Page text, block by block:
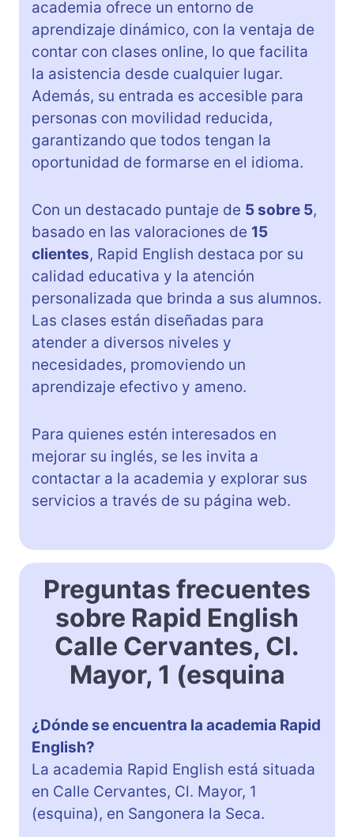
academia ofrece un entorno de
aprendizaje dinámico, con la ventaja de
contar con clases online, lo que facilita
la asistencia desde cualquier lugar.
Además, su entrada es accesible para
personas con movilidad reducida,
garantizando que todos tengan la
oportunidad de formarse en el idioma.
Con un destacado puntaje de 5 sobre 5,
basado en las valoraciones de 15
clientes, Rapid English destaca por su
calidad educativa y la atención
personalizada que brinda a sus alumnos.
Las clases están diseñadas para
atender a diversos niveles y
necesidades, promoviendo un
aprendizaje efectivo y ameno.
Para quienes estén interesados en
mejorar su inglés, se les invita a
contactar a la academia y explorar sus
servicios a través de su página web.
Preguntas frecuentes
sobre Rapid English
Calle Cervantes, Cl.
Mayor, 1 (esquina
¿Dónde se encuentra la academia Rapid
English?
La academia Rapid English está situada
en Calle Cervantes, Cl. Mayor, 1
(esquina), en Sangonera la Seca.